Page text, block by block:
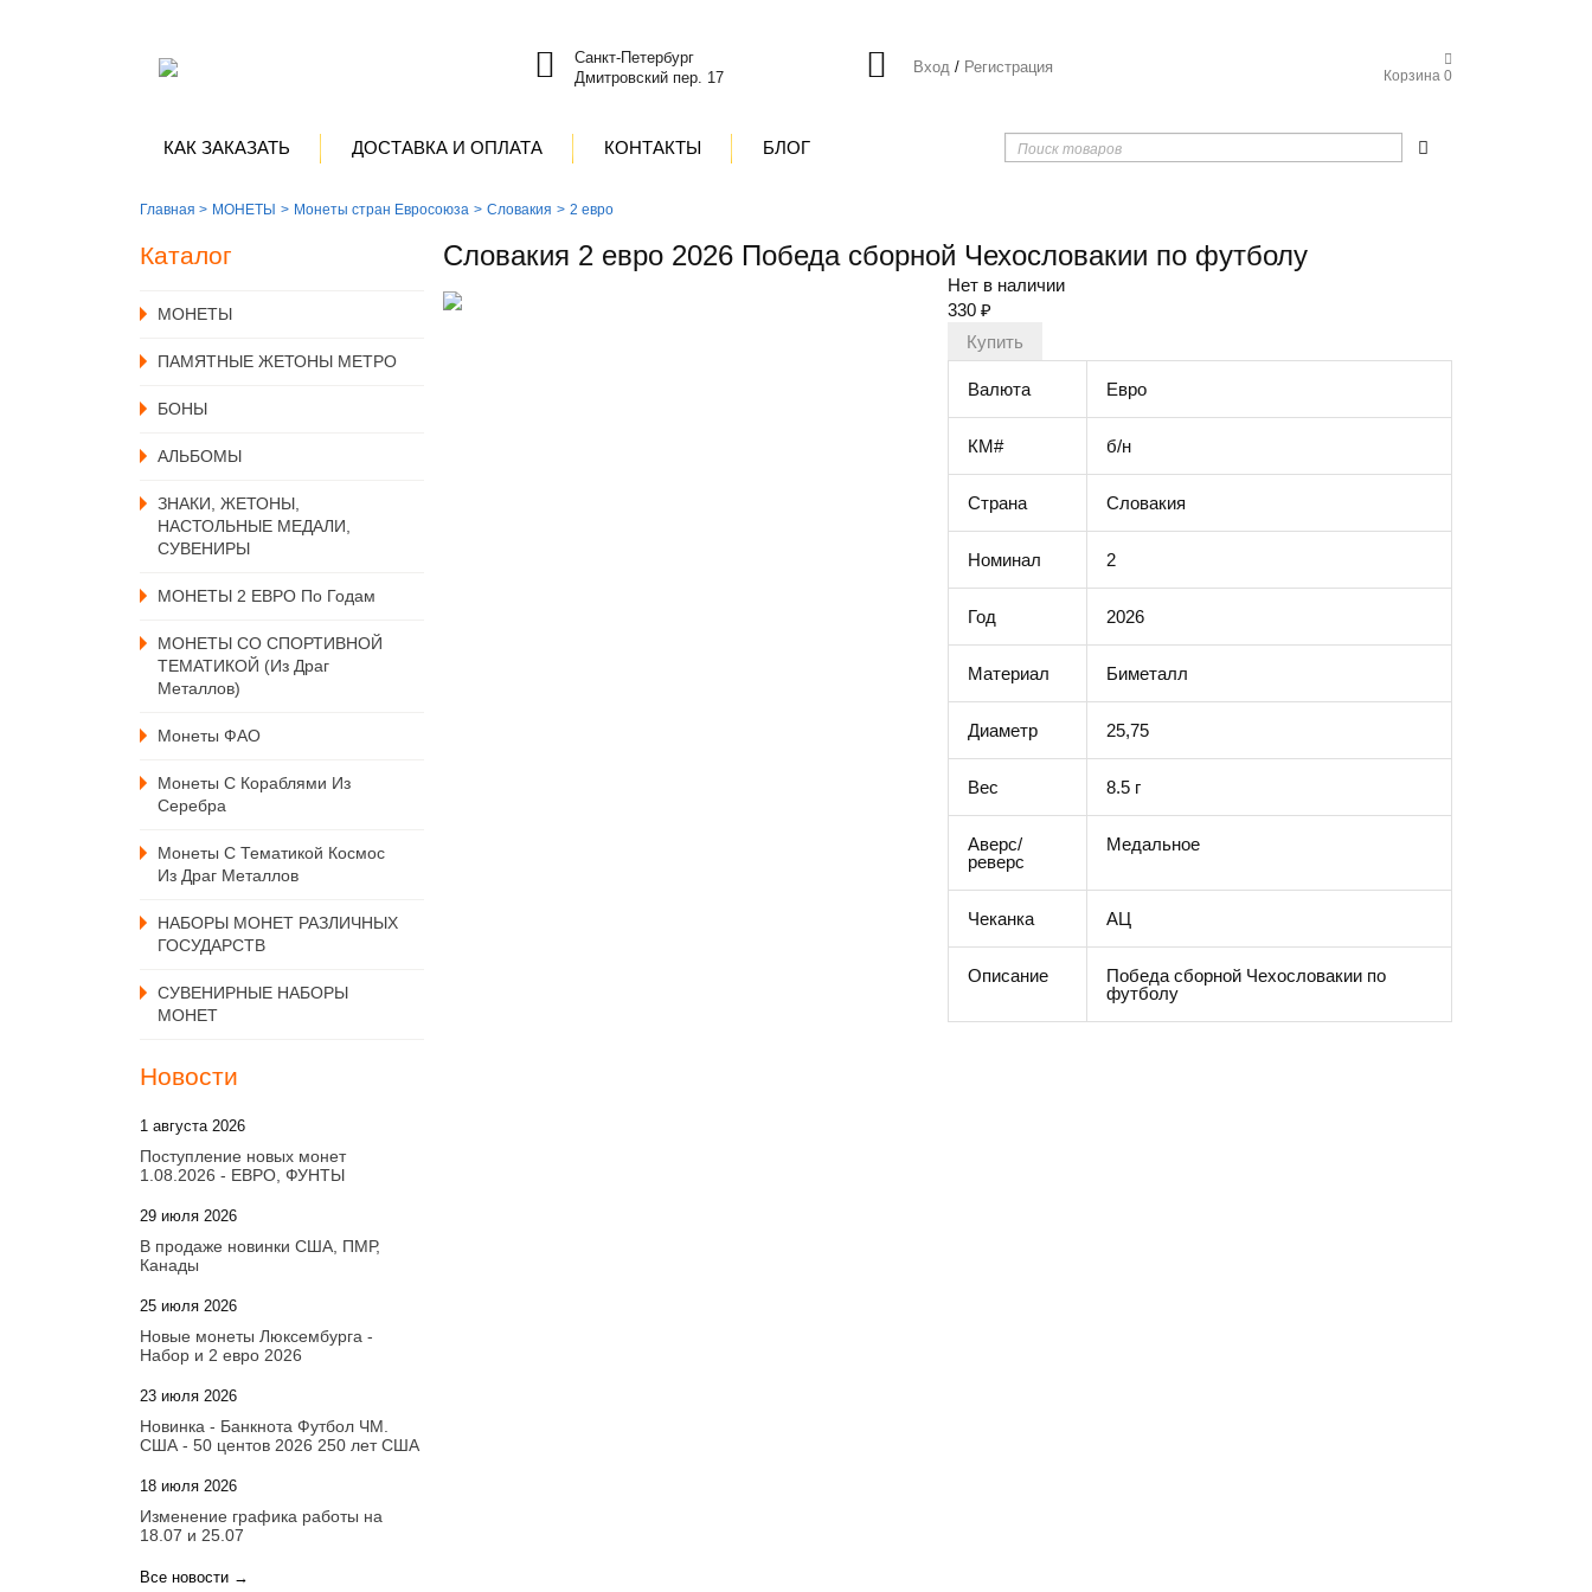
Санкт-Петербург
Дмитровский пер. 17
Вход/Регистрация Корзина 0
КАК ЗАКАЗАТЬ ДОСТАВКА И ОПЛАТА КОНТАКТЫ БЛОГ
Главная > MОНЕТЫ Монеты стран Евросоюза Словакия 2 евро
Каталог
MОНЕТЫ
ПАМЯТНЫЕ ЖЕТОНЫ МЕТРО
БОНЫ
АЛЬБОМЫ
ЗНАКИ, ЖЕТОНЫ,
НАСТОЛЬНЫЕ МЕДАЛИ,
СУВЕНИРЫ
МОНЕТЫ 2 ЕВРО По Годам
МОНЕТЫ СО СПОРТИВНОЙ
ТЕМАТИКОЙ (из Драг
Металлов)
Монеты ФАО
Монеты С Кораблями Из
Серебра
Монеты С Тематикой Космос
Из Драг Металлов
НАБОРЫ МОНЕТ РАЗЛИЧНЫХ
ГОСУДАРСТВ
СУВЕНИРНЫЕ НАБОРЫ
МОНЕТ
Новости
1 августа 2026
Поступление новых монет
1.08.2026 - ЕВРО, ФУНТЫ
29 июля 2026
В продаже новинки США, ПМР,
Канады
25 июля 2026
Новые монеты Люксембурга -
Набор и 2 евро 2026
23 июля 2026
Новинка - Банкнота Футбол ЧМ.
США - 50 центов 2026 250 лет США
18 июля 2026
Изменение графика работы на
18.07 и 25.07
Все новости →
Словакия 2 евро 2026 Победа сборной Чехословакии по футболу
Нет в наличии
330 ₽
Валюта Евро
КМ# б/н
Страна Словакия
Номинал 2
Год 2026
Материал Биметалл
Диаметр 25,75
Вес 8.5 г
Аверс/
реверс
Медальное
Чеканка АЦ
Описание
Победа сборной Чехословакии по
футболу